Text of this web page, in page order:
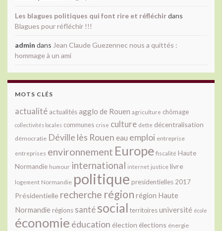
Les blagues politiques qui font rire et réfléchirdans
Blagues pour réfléchir !!!
admin dans Jean Claude Guezennec nous a quittés :
hommage à un ami
MOTS CLÉS
actualité actualitésagglo de Rouen agriculture chômage
collectivités locales communes crise culture dette décentralisation
démocratie Déville lès Rouen eau emploi entreprise
entreprises environnement Europe fiscalité Haute
Normandie humour international internet justice livre
logement Normandie politique presidentielles 2017
Présidentielle recherche région région Haute
Normandie régions santésocial territoiresuniversité école
économie éducation élection élections énergie